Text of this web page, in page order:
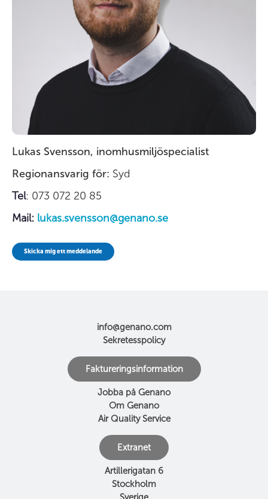
Lukas Svensson, inomhusmiljöspecialist
Regionansvarig för: Syd
Tel: 073 072 20 85
Mail: lukas.svensson@genano.se
Skicka mig ett meddelande
info@genano.com
Sekretesspolicy
Faktureringsinformation
Jobba på Genano
Om Genano
Air Quality Service
Extranet
Artillerigatan 6
Stockholm